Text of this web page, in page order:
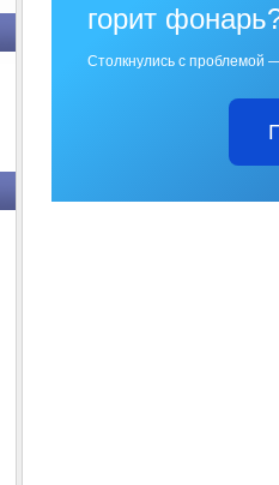
горит
Столкнулись с проблемой